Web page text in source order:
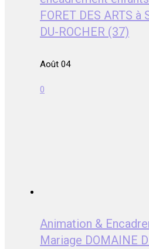
FORET DES ARTS
DU-ROCHER (37)
Août 04
0
Animation &
Mariage DOMAINE